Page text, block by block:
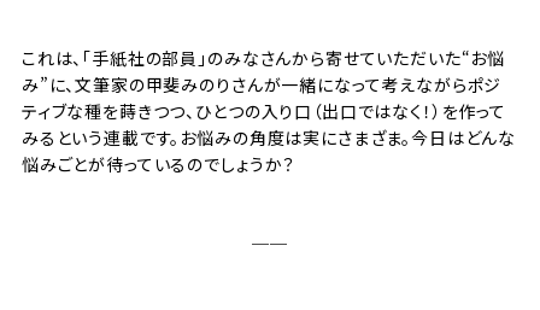
これは、「手紙社の部員」のみなさんから寄せていただいた“お悩
み”に、文筆家の甲斐みのりさんが一緒になって考えながらポジ
ティブな種を蒔きつつ、ひとつの入り口（出口ではなく！）を作って
みるという連載です。お悩みの角度は実にさまざま。今日はどんな
悩みごとが待っているのでしょうか？
──